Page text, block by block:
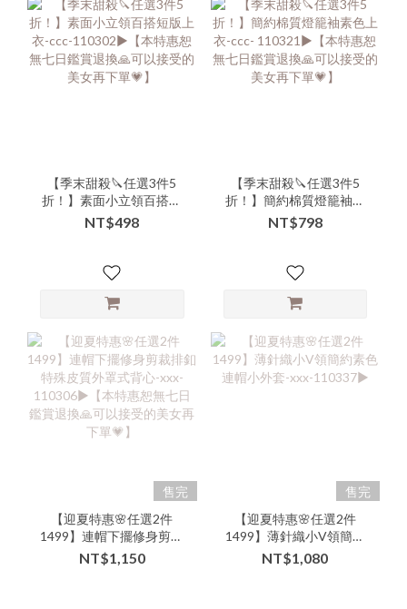
【季末甜殺🔪任選3件5
折！】素面小立領百搭短
版上衣-ccc-110302▶【本
特惠恕無七日鑑賞退換🙏
💗】
NT$498
【季末甜殺🔪任選3件5
折！】簡約棉質燈籠袖素
色上衣-ccc- 110321▶【本
特惠恕無七日鑑賞退換🙏
💗】
NT$798
售完
【迎夏特惠🌸任選2件
1499】連帽下擺修身剪裁
排釦特殊皮質外罩式背心-
xxx- 110306▶【本特惠恕
NT$1,150
售完
【迎夏特惠🌸任選2件
1499】薄針織小V領簡約
素色連帽小外套-xxx-
110337▶
NT$1,080